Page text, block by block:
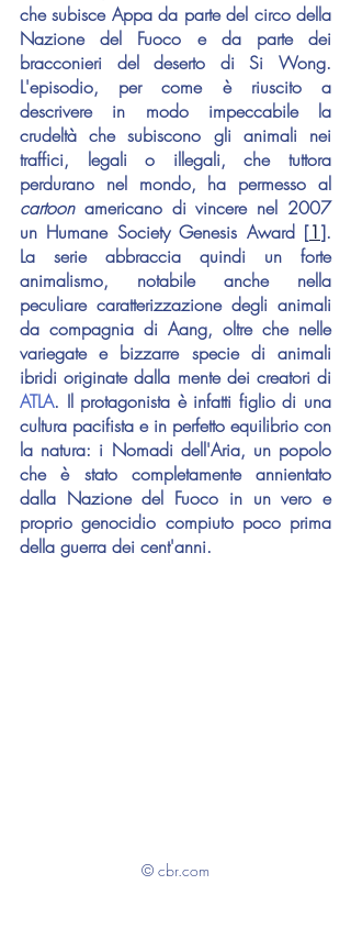
che subisce Appa da parte del circo della
Nazione del Fuoco e da parte dei
bracconieri del deserto di Si Wong.
L'episodio, per come è riuscito a
descrivere in modo impeccabile la
crudeltà che subiscono gli animali nei
traffici, legali o illegali, che tuttora
cartoon americano di vincere nel 2007
un Humane Society Genesis Award [1].
La serie abbraccia quindi un forte
animalismo, notabile anche nella
peculiare caratterizzazione degli animali
da compagnia di Aang, oltre che nelle
variegate e bizzarre specie di animali
ATLA. Il protagonista è infatti figlio di una
cultura pacifista e in perfetto equilibrio con
la natura: i Nomadi dell'Aria, un popolo
che è stato completamente annientato
dalla Nazione del Fuoco in un vero e
proprio genocidio compiuto poco prima
della guerra dei cent'anni.
© cbr.com